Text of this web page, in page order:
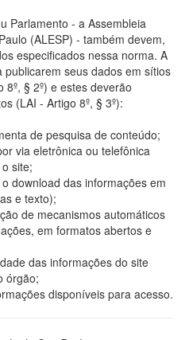
Parlamento - a Assembleia
(ALESP) - também devem,
especificados nessa norma. A
seus dados em sítios
§ 2º) e estes deverão
(LAI - Artigo 8º, § 3º):
de pesquisa de conteúdo;
via eletrônica ou telefônica
site;
download das informações em
e texto);
de mecanismos automáticos
em formatos abertos e
das informações do site
órgão;
disponíveis para acesso.